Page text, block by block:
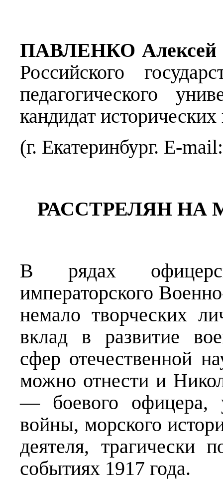
ПАВЛЕНКО
Российского
педагогического
кандидат исторических
(г. Екатеринбург. E-
РАССТРЕЛЯН НА
В рядах
императорского
немало творческих
вклад в развитие
сфер отечественной
можно отнести и
— боевого офицера,
войны, морского
деятеля, трагически
событиях 1917 года.